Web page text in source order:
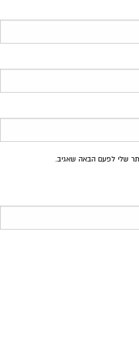
שלי לפעם הבאה שאגיב.